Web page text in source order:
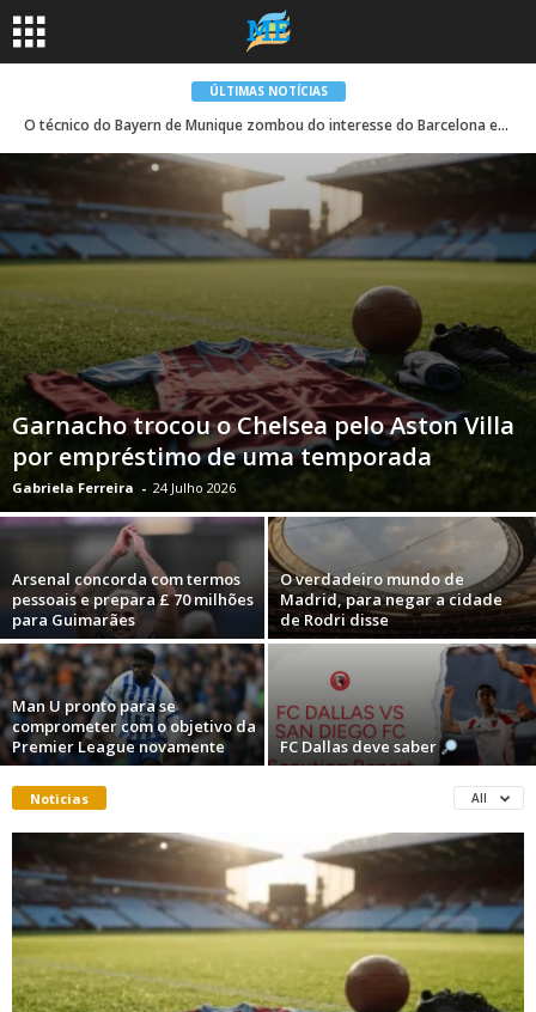
ÚLTIMAS NOTÍCIAS
O técnico do Bayern de Munique zombou do interesse do Barcelona em Harry Kane
Garnacho trocou o Chelsea pelo Aston Villa
por empréstimo de uma temporada
Gabriela Ferreira - 24 Julho 2026
Arsenal concorda com termos
pessoais e prepara £ 70 milhões
para Guimarães
O verdadeiro mundo de
Madrid, para negar a cidade
de Rodri disse
Man U pronto para se
comprometer com o objetivo da
Premier League novamente
FC Dallas deve saber
Noticias All